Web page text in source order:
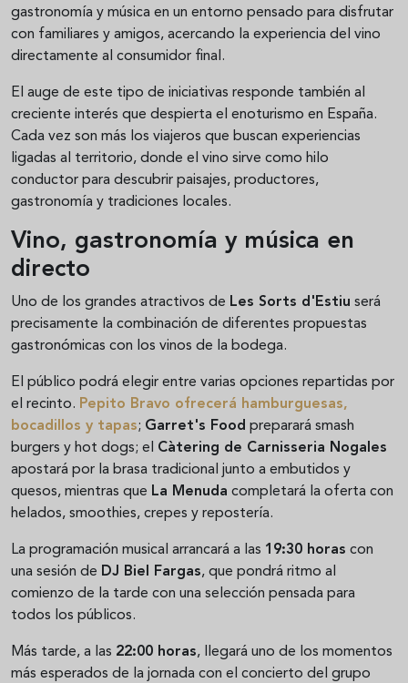
gastronomía y música en un entorno pensado para disfrutar
con familiares y amigos, acercando la experiencia del vino
directamente al consumidor final.
El auge de este tipo de iniciativas responde también al
creciente interés que despierta el enoturismo en España.
Cada vez son más los viajeros que buscan experiencias
ligadas al territorio, donde el vino sirve como hilo
conductor para descubrir paisajes, productores,
gastronomía y tradiciones locales.
Vino, gastronomía y música en
directo
Uno de los grandes atractivos de Les Sorts d'Estiu será
precisamente la combinación de diferentes propuestas
gastronómicas con los vinos de la bodega.
El público podrá elegir entre varias opciones repartidas por
el recinto. Pepito Bravo ofrecerá hamburguesas,
bocadillos y tapas; Garret's Food preparará smash
burgers y hot dogs; el Càtering de Carnisseria Nogales
apostará por la brasa tradicional junto a embutidos y
quesos, mientras que La Menuda completará la oferta con
helados, smoothies, crepes y repostería.
La programación musical arrancará a las 19:30 horas con
una sesión de DJ Biel Fargas, que pondrá ritmo al
comienzo de la tarde con una selección pensada para
todos los públicos.
Más tarde, a las 22:00 horas, llegará uno de los momentos
más esperados de la jornada con el concierto del grupo